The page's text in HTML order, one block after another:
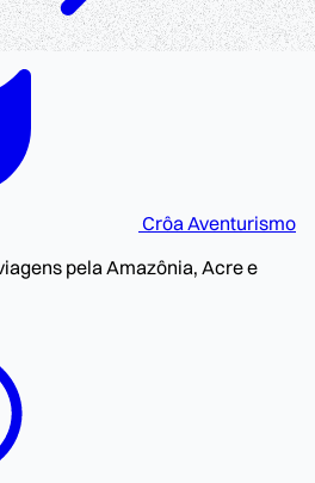
CrôaAventurismo
pela Amazônia, Acre e